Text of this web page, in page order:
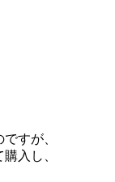
すが、
入し、